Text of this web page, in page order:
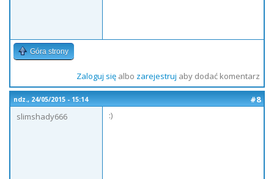
Góra strony
Zaloguj sięalbo zarejestruj aby dodać komentarz
ndz., 24/05/2015 - 15:14
#8
slimshady666
:)